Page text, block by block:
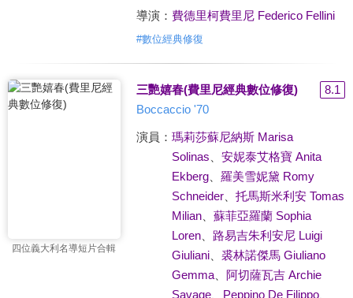
導演： 費德里柯費里尼 Federico Fellini
#數位經典修復
四位義大利名導短片合輯
三艷嬉春(費里尼經典數位修復)
8.1
Boccaccio '70
演員： 瑪莉莎蘇尼納斯 Marisa
Solinas
安妮泰艾格寶 Anita
Ekberg、 羅美雪妮黛 Romy
Schneider、 托馬斯米利安 Tomas
Milian、 蘇菲亞羅蘭 Sophia
Loren、 路易吉朱利安尼 Luigi
Giuliani、 裘林諾傑馬 Giuliano
Gemma、 阿切薩瓦吉 Archie
Savage、 Peppino De Filippo、